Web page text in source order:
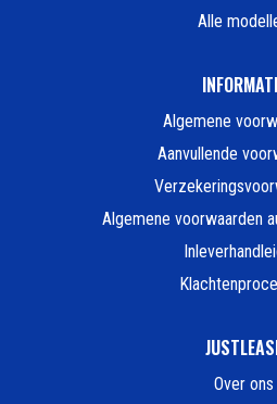
Alle
Algemene
Aanvullende
Algemene voorwaarden
Over ons